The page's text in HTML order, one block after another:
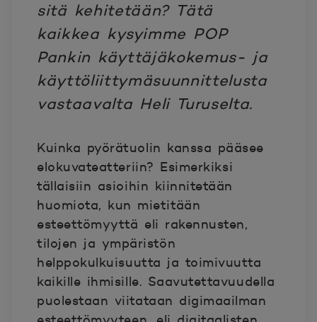
sitä kehitetään? Tätä
kaikkea kysyimme POP
Pankin käyttäjäkokemus- ja
käyttöliittymäsuunnittelusta
vastaavalta Heli Turuselta.
Kuinka pyörätuolin kanssa pääsee
elokuvateatteriin? Esimerkiksi
tällaisiin asioihin kiinnitetään
huomiota, kun mietitään
esteettömyyttä eli rakennusten,
tilojen ja ympäristön
helppokulkuisuutta ja toimivuutta
kaikille ihmisille. Saavutettavuudella
puolestaan viitataan digimaailman